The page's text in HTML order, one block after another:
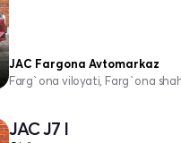
JAC Fargona Avtomarkaz
Farg`ona viloyati, Farg`ona
JAC J7 I